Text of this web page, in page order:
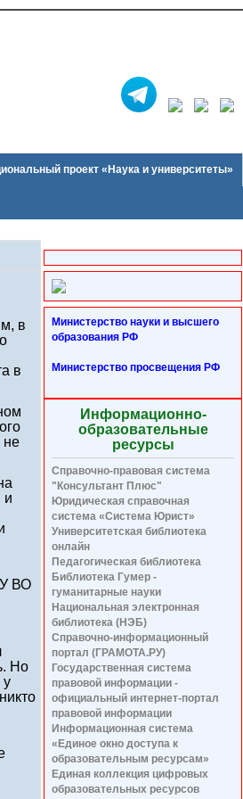
проект «Наука и университеты»
Министерство науки и высшего
образования РФ
Министерство просвещения РФ
Информационно-
образовательные
ресурсы
Справочно-правовая система
"Консультант Плюс"
Юридическая справочная
система «Система Юрист»
Университетская библиотека
онлайн
Педагогическая библиотека
Библиотека Гумер -
гуманитарные науки
Национальная электронная
библиотека (НЭБ)
Справочно-информационный
портал (ГРАМОТА.РУ)
Государственная система
правовой информации -
официальный интернет-портал
правовой информации
Информационная система
«Единое окно доступа к
образовательным ресурсам»
Единая коллекция цифровых
образовательных ресурсов
в
в
не
и
ВО
Но
у